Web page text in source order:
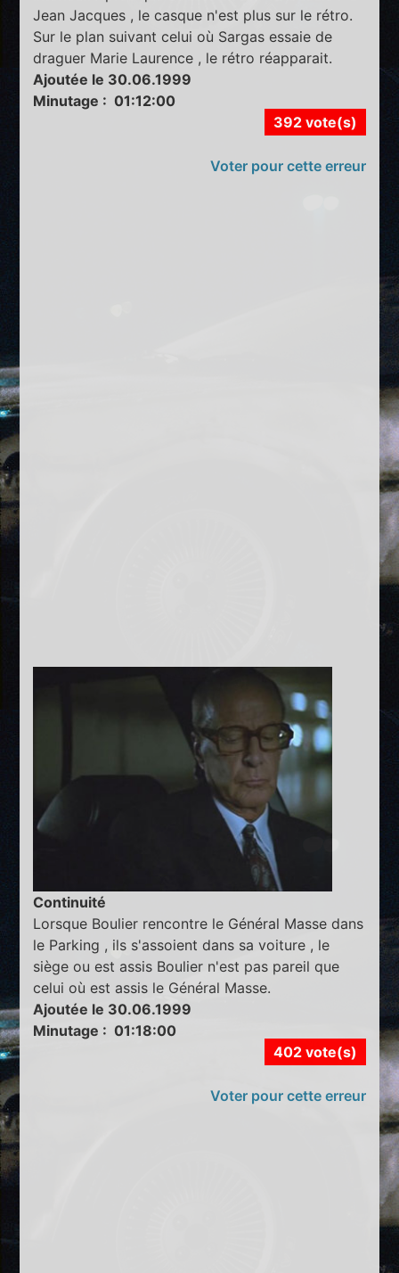
Jean Jacques , le casque n'est plus sur le rétro.
Sur le plan suivant celui où Sargas essaie de
draguer Marie Laurence , le rétro réapparait.
Ajoutée le 30.06.1999
Minutage : 01:12:00
392 vote(s)
Voter pour cette erreur
Continuité
Lorsque Boulier rencontre le Général Masse dans
le Parking , ils s'assoient dans sa voiture , le
siège ou est assis Boulier n'est pas pareil que
celui où est assis le Général Masse.
Ajoutée le 30.06.1999
Minutage : 01:18:00
402 vote(s)
Voter pour cette erreur